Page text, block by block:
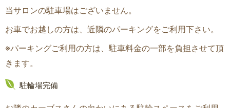
当サロンの駐車場はございません。
お車でお越しの方は、近隣のパーキングをご利用下さい。
※パーキングご利用の方は、駐車料金の一部を負担させて頂
きます。
駐輪場完備